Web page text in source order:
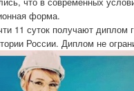
форма.
11 суток получают диплом
России. Диплом не